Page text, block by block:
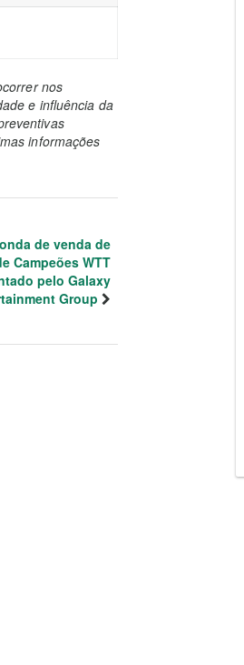
nos
e influência da
informações
de venda de
Campeões WTT
pelo Galaxy
Group